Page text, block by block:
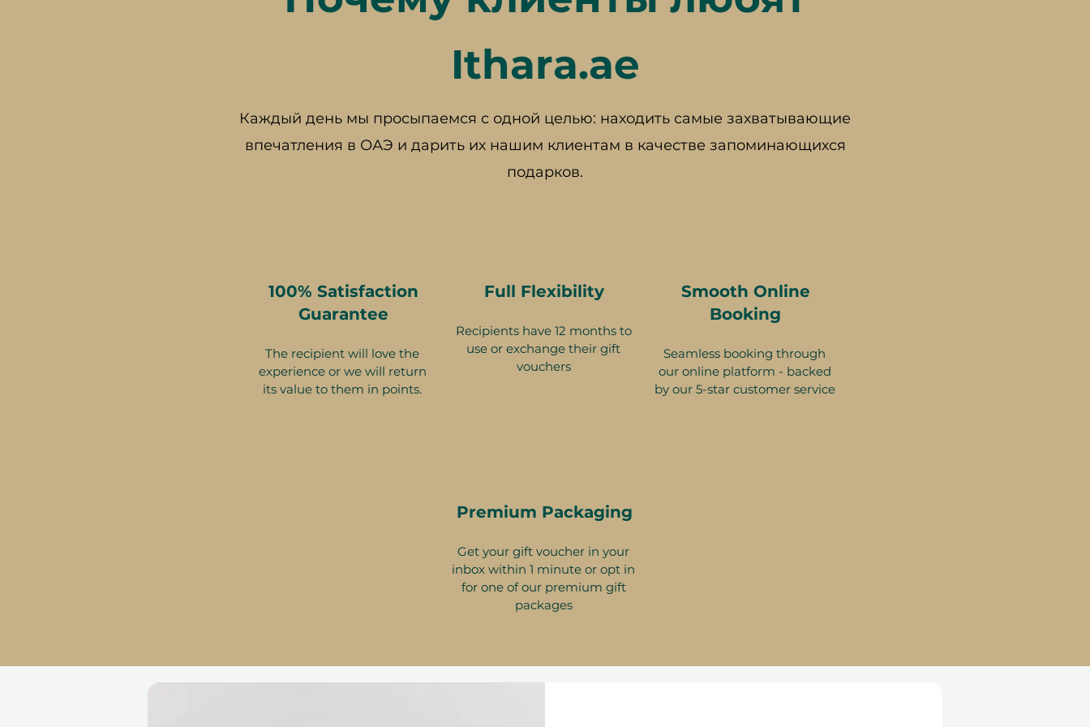
Ithara.ae
Каждый день мы просыпаемся с одной целью: находить самые захватывающие
впечатления в ОАЭ и дарить их нашим клиентам в качестве запоминающихся
подарков.
100% Satisfaction
Guarantee
The recipient will love the
experience or we will return
its value to them in points.
Full Flexibility
Recipients have 12 months to
use or exchange their gift
vouchers
Smooth Online
Booking
Seamless booking through
our online platform - backed
by our 5-star customer service
Premium Packaging
Get your gift voucher in your
inbox within 1 minute or opt in
for one of our premium gift
packages